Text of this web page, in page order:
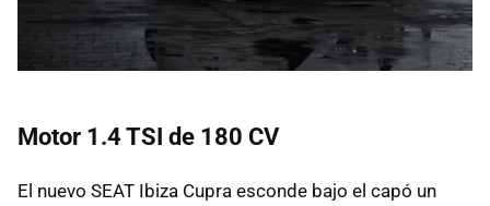
Motor 1.4 TSI de 180 CV
El nuevo SEAT Ibiza Cupra esconde bajo el capó un